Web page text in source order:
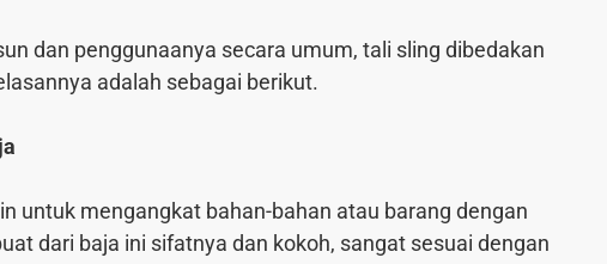
dan penggunaanya secara umum, tali sling dibedakan
adalah sebagai berikut.
untuk mengangkat bahan-bahan atau barang dengan
dari baja ini sifatnya dan kokoh, sangat sesuai dengan